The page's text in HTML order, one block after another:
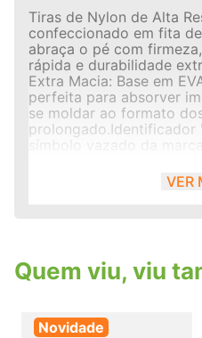
Tiras de Nylon de Alta
confeccionado em fita
abraça o pé com
rápida e durabilidade
Extra Macia: Base em
perfeita para absorver
se moldar ao formato
prolongado.Identificador
um ponto de luz
Vulcanizado: Base
VER
Quem viu, viu
Novidade